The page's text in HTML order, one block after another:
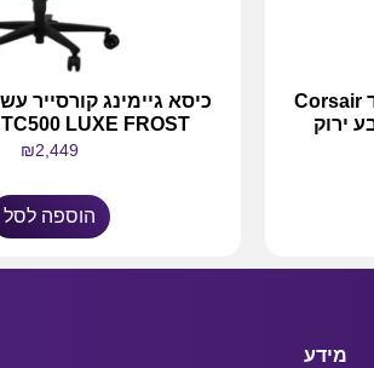
כיסא גיימינג קורסייר עשוי בד Corsair
TC500 LUXE FROST – צבע לבן
₪2,449
הוספה לסל
מידע